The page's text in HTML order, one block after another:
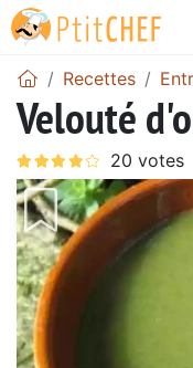
Recettes
Velouté